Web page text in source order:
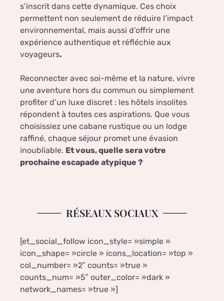
s’inscrit dans cette dynamique. Ces choix
permettent non seulement de réduire l’impact
environnemental, mais aussi d’offrir une
expérience authentique et réfléchie aux
voyageurs.
Reconnecter avec soi-même et la nature, vivre
une aventure hors du commun ou simplement
profiter d’un luxe discret : les hôtels insolites
répondent à toutes ces aspirations. Que vous
choisissiez une cabane rustique ou un lodge
raffiné, chaque séjour promet une évasion
inoubliable. Et vous, quelle sera votre
prochaine escapade atypique ?
RÉSEAUX SOCIAUX
[et_social_follow icon_style= »simple »
icon_shape= »circle » icons_location= »top »
col_number= »2″ counts= »true »
counts_num= »5″ outer_color= »dark »
network_names= »true »]